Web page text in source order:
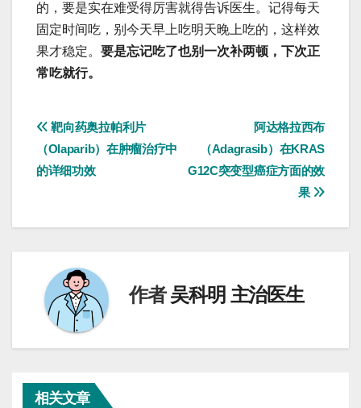
的，要是实在难受得厉害就得告诉医生。记得每天
固定时间吃，别今天早上吃明天晚上吃的，这样效
果才稳定。 要是忘记吃了也别一次补两顿，下次正
常吃就行。
文
章
航
阿达格拉西布
（Adagrasib）在KRAS
G12C突变型癌症方面的效
果
靶向药奥拉帕利片
（Olaparib）在肿瘤治疗中
的详细功效
作者吴科明 主治医生
相关文章